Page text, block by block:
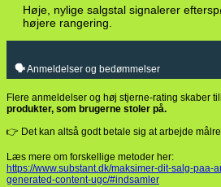
Høje, nylige salgstal signalerer
højere rangering.
🗣️Anmeldelser og bedømmelser
Flere anmeldelser og høj stjerne-rating skaber
produkter, som brugerne stoler på.
👉 Det kan altså godt betale sig at arbejde
Læs mere om forskellige metoder her:
https://www.substant.dk/maksimer-dit-salg-paa-
generated-content-ugc/#indsamler